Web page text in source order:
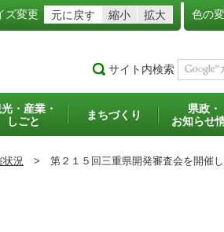
ズ変更 元に戻す 縮小 拡大 色の
サイト内検索
・産業・
しごと
まちづくり
県政・
お知らせ
状況 > 第２１５回三重県開発審査会を開催